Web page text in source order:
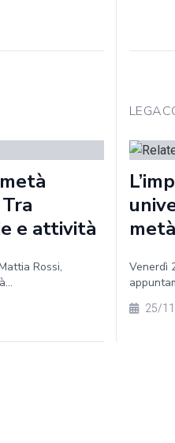
e attività
Rossi,
Venerdì
25/